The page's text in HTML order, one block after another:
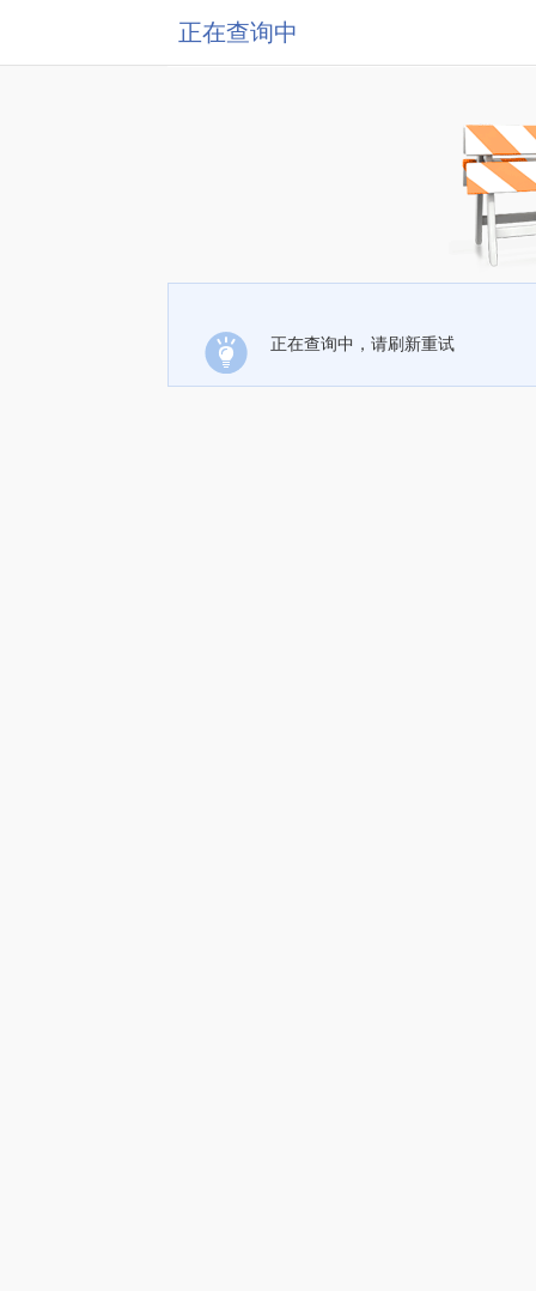
正在查询中
正在查询中，请刷新重试